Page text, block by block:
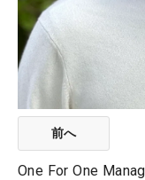
前へ
One For One